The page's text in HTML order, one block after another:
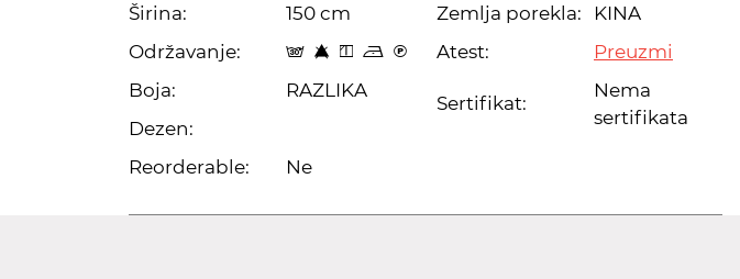
Širina:
150 cm
Održavanje:
s 8 y o C
Boja:
RAZLIKA
Dezen:
Reorderable:
Ne
Zemlja porekla:
KINA
Atest:
Preuzmi
Sertifikat:
Nema
sertifikata